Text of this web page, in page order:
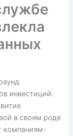
инвестиций.
в своем роде
компаниям-